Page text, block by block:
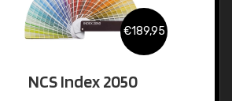
€189,95
NCS Index 2050